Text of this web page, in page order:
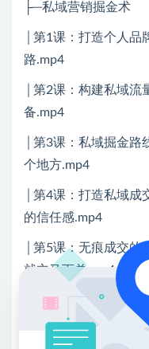
├─私域营销掘金术
│第1课：打造个人品
路.mp4
│第2课：构建私域流
备.mp4
│第3课：私域掘金路
个地方.mp4
│第4课：打造私域成
的信任感.mp4
│第5课：无痕成交的
就立马下单.mp4
│第6课：打造金牌话
立马下单.mp4